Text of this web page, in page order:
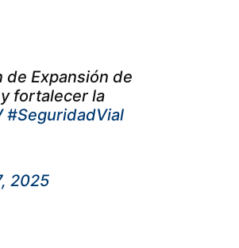
Expansión de
fortalecer la
#SeguridadVial
2025